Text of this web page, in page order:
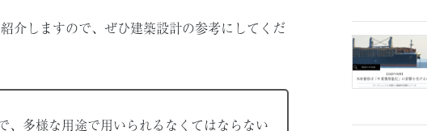
介しますので、ぜひ建築設計の参考にしてくだ
多様な用途で用いられるなくてはならない